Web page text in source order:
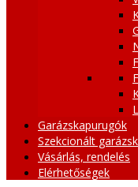
Garázskapurugók
Szekcionált
Vásárlás, rendelés
Elérhetőségek